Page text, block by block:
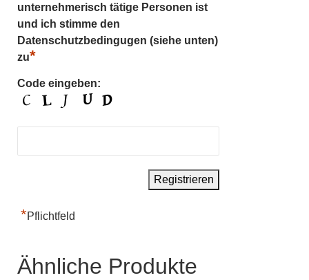
unternehmerisch tätige Personen ist
und ich stimme den
Datenschutzbedingugen (siehe unten)
zu*
Code eingeben:
*Pflichtfeld
Ähnliche Produkte